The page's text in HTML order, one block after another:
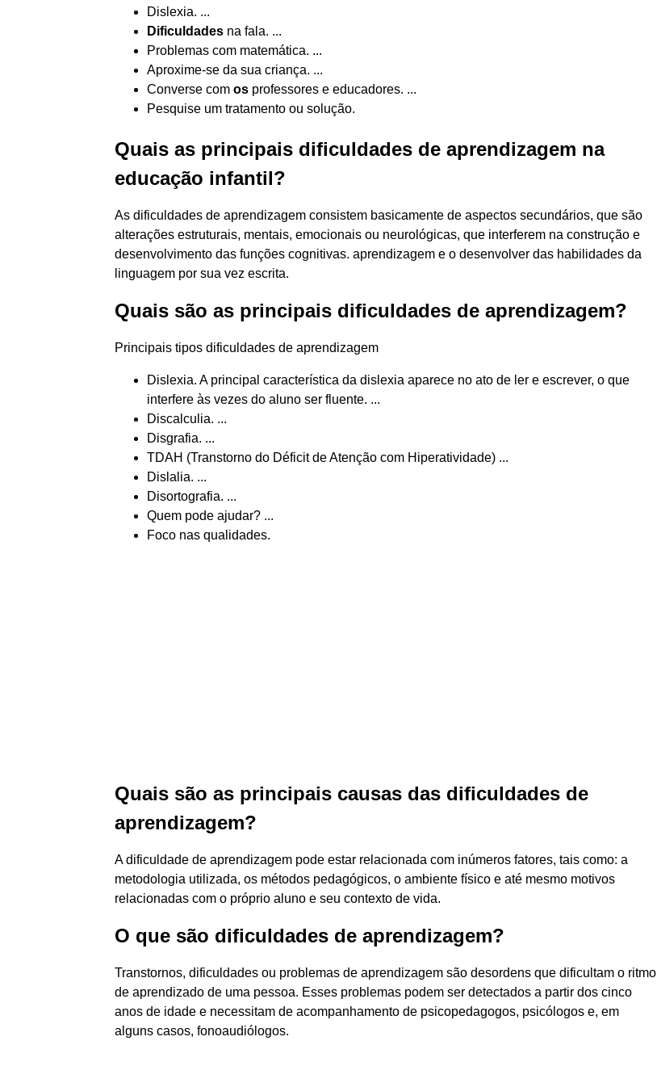
Dislexia. ...
Dificuldades na fala. ...
Problemas com matemática. ...
Aproxime-se da sua criança. ...
Converse com os professores e educadores. ...
Pesquise um tratamento ou solução.
Quais as principais dificuldades de aprendizagem na
educação infantil?
As dificuldades de aprendizagem consistem basicamente de aspectos secundários, que são
alterações estruturais, mentais, emocionais ou neurológicas, que interferem na construção e
desenvolvimento das funções cognitivas. aprendizagem e o desenvolver das habilidades da
linguagem por sua vez escrita.
Quais são as principais dificuldades de aprendizagem?
Principais tipos dificuldades de aprendizagem
Dislexia. A principal característica da dislexia aparece no ato de ler e escrever, o que
interfere às vezes do aluno ser fluente. ...
Discalculia. ...
Disgrafia. ...
TDAH (Transtorno do Déficit de Atenção com Hiperatividade) ...
Dislalia. ...
Disortografia. ...
Quem pode ajudar? ...
Foco nas qualidades.
Quais são as principais causas das dificuldades de
aprendizagem?
A dificuldade de aprendizagem pode estar relacionada com inúmeros fatores, tais como: a
metodologia utilizada, os métodos pedagógicos, o ambiente físico e até mesmo motivos
relacionadas com o próprio aluno e seu contexto de vida.
O que são dificuldades de aprendizagem?
Transtornos, dificuldades ou problemas de aprendizagem são desordens que dificultam o ritmo
de aprendizado de uma pessoa. Esses problemas podem ser detectados a partir dos cinco
anos de idade e necessitam de acompanhamento de psicopedagogos, psicólogos e, em
alguns casos, fonoaudiólogos.